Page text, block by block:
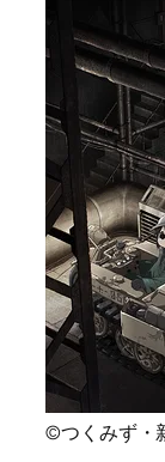
©つくみず・